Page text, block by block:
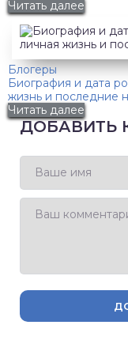
Читать далее
Блогеры
Биография и дата
жизнь и последние
Читать далее
ДОБАВИТЬ